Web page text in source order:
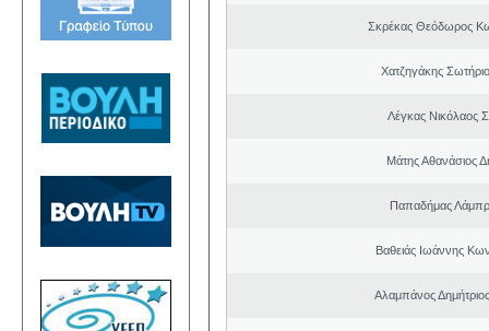
Σκρέκας Θεόδωρος
Χατζηγάκης
Λέγκας Νικόλαος
Μάτης Αθανάσιος
Παπαδήμας
Βαθειάς Ιωάννης
Αλαμπάνος